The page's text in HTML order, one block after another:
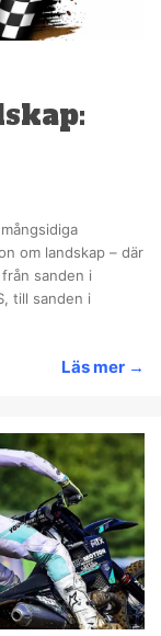
om landskap – där
sanden i
till sanden i
Läs mer →